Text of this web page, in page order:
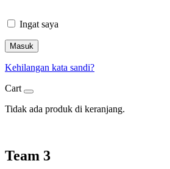
Ingat saya
Masuk
Kehilangan kata sandi?
Cart
Tidak ada produk di keranjang.
Team 3